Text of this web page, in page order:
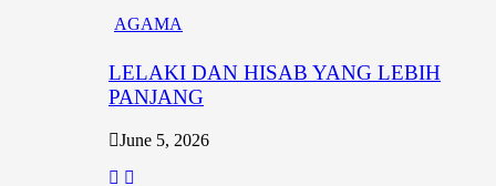
AGAMA
LELAKI DAN HISAB YANG LEBIH
PANJANG
June 5, 2026